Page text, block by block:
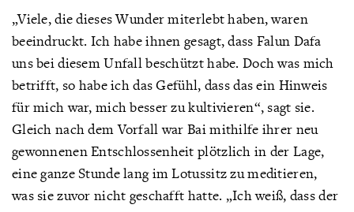
„Viele, die dieses Wunder miterlebt haben, waren
beeindruckt. Ich habe ihnen gesagt, dass Falun Dafa
uns bei diesem Unfall beschützt habe. Doch was mich
betrifft, so habe ich das Gefühl, dass das ein Hinweis
für mich war, mich besser zu kultivieren“, sagt sie.
Gleich nach dem Vorfall war Bai mithilfe ihrer neu
gewonnenen Entschlossenheit plötzlich in der Lage,
eine ganze Stunde lang im Lotussitz zu meditieren,
was sie zuvor nicht geschafft hatte. „Ich weiß, dass der